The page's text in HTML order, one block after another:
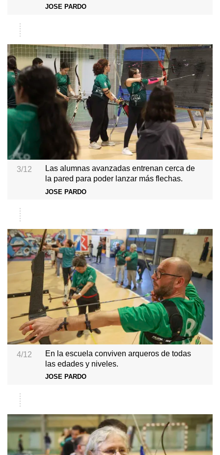
JOSE PARDO
3/12
Las alumnas avanzadas entrenan cerca de
la pared para poder lanzar más flechas.
JOSE PARDO
4/12
En la escuela conviven arqueros de todas
las edades y niveles.
JOSE PARDO